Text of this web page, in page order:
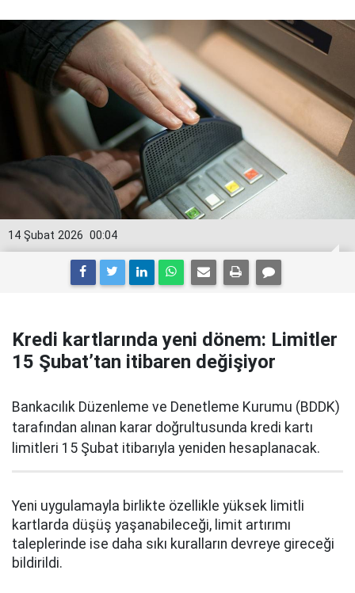
00:04
14 Şubat 2026
Kredi kartlarında yeni dönem: Limitler
15 Şubat’tan itibaren değişiyor
Bankacılık Düzenleme ve Denetleme Kurumu (BDDK)
tarafından alınan karar doğrultusunda kredi kartı
limitleri 15 Şubat itibarıyla yeniden hesaplanacak.
Yeni uygulamayla birlikte özellikle yüksek limitli
kartlarda düşüş yaşanabileceği, limit artırımı
taleplerinde ise daha sıkı kuralların devreye gireceği
bildirildi.